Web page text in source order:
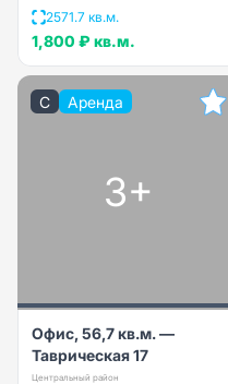
2571.7 кв.м.
1,800 ₽ кв.м.
C Аренда
3+
Офис, 56,7 кв.м. —
Таврическая 17
Центральный район